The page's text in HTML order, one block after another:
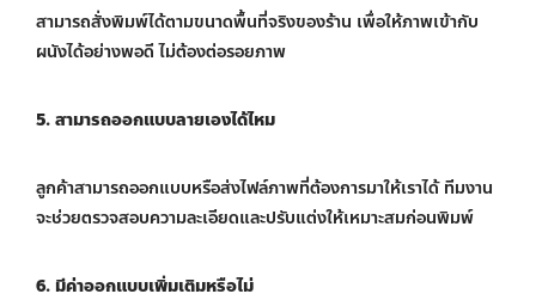
สามารถสั่งพิมพ์ได้ตามขนาดพื้นที่จริงของร้าน เพื่อให้ภาพเข้ากับ
ผนังได้อย่างพอดี ไม่ต้องต่อรอยภาพ
5. สามารถออกแบบลายเองได้ไหม
ลูกค้าสามารถออกแบบหรือส่งไฟล์ภาพที่ต้องการมาให้เราได้ ทีมงาน
จะช่วยตรวจสอบความละเอียดและปรับแต่งให้เหมาะสมก่อนพิมพ์
6. มีค่าออกแบบเพิ่มเติมหรือไม่